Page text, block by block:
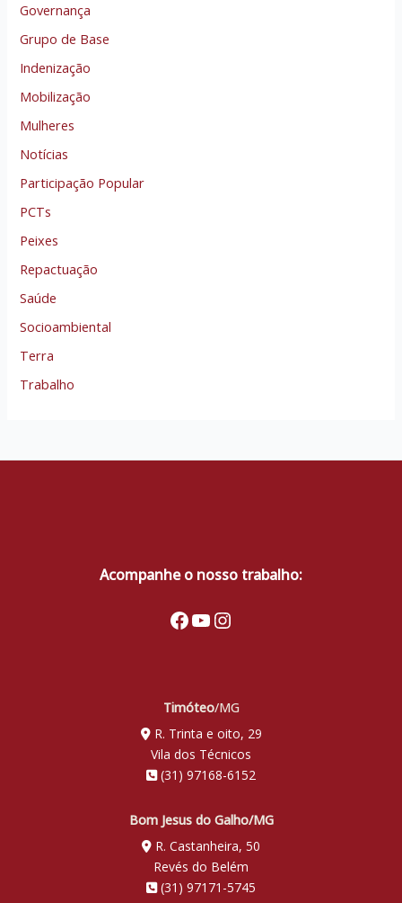
Governança
Grupo de Base
Indenização
Mobilização
Mulheres
Notícias
Participação Popular
PCTs
Peixes
Repactuação
Saúde
Socioambiental
Terra
Trabalho
Acompanhe o nosso trabalho:
Facebook
Youtube
Instagram
Timóteo/MG
R. Trinta e oito, 29
Vila dos Técnicos
(31) 97168-6152
Bom Jesus do Galho/MG
R. Castanheira, 50
Revés do Belém
(31) 97171-5745